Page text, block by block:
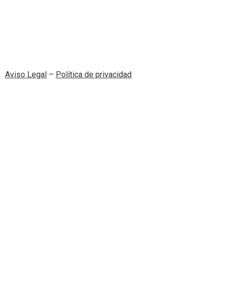
Aviso Legal – Política de privacidad